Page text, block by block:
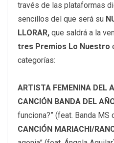
través de las plataformas
sencillos del que será su
LLORAR, que saldrá a la
tres Premios Lo Nuestro
categorías:
ARTISTA FEMENINA DEL
CANCIÓN BANDA DEL
funciona?” (feat. Banda MS
CANCIÓN MARIACHI/